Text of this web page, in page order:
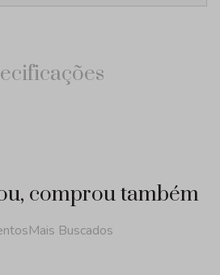
comprou também
Mais Buscados